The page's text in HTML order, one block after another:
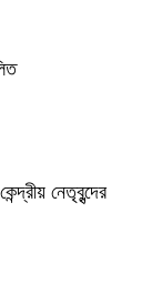
নেতৃবৃন্দের